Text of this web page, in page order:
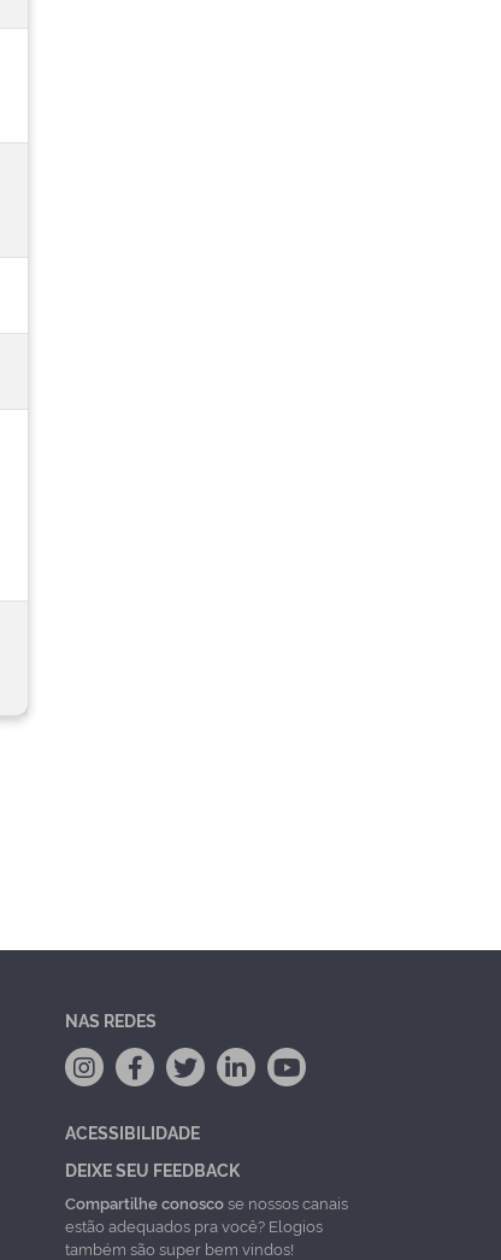
NAS REDES
ACESSIBILIDADE
DEIXE SEU FEEDBACK
Compartilhe conoscose nossos canais
estão adequados pra você? Elogios
também são super bem vindos!